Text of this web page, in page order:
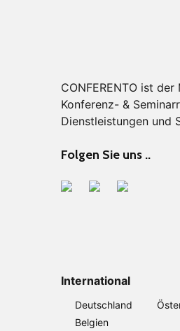
CONFERENTO ist
Konferenz- &
Dienstleistungen und
Folgen Sie uns ..
International
Deutschland
Belgien